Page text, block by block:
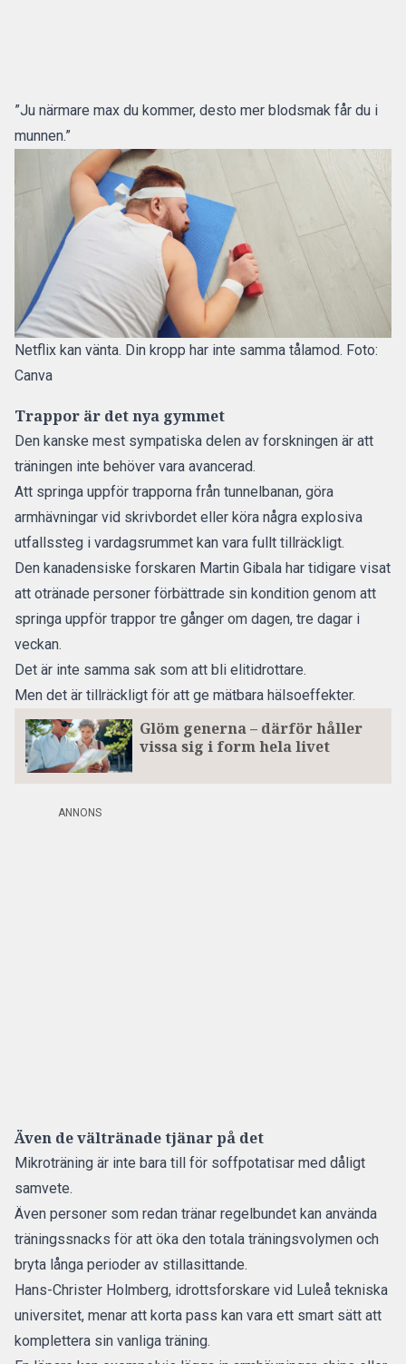
”Ju närmare max du kommer, desto mer blodsmak får du i
munnen.”
Netflix kan vänta. Din kropp har inte samma tålamod. Foto:
Canva
Trappor är det nya gymmet
Den kanske mest sympatiska delen av forskningen är att
träningen inte behöver vara avancerad.
Att springa uppför trapporna från tunnelbanan, göra
armhävningar vid skrivbordet eller köra några explosiva
utfallssteg i vardagsrummet kan vara fullt tillräckligt.
Den kanadensiske forskaren Martin Gibala har tidigare visat
att otränade personer förbättrade sin kondition genom att
springa uppför trappor tre gånger om dagen, tre dagar i
veckan.
Det är inte samma sak som att bli elitidrottare.
Men det är tillräckligt för att ge mätbara hälsoeffekter.
Glöm generna – därför håller
vissa sig i form hela livet
ANNONS
Även de vältränade tjänar på det
Mikroträning är inte bara till för soffpotatisar med dåligt
samvete.
Även personer som redan tränar regelbundet kan använda
träningssnacks för att öka den totala träningsvolymen och
bryta långa perioder av stillasittande.
Hans-Christer Holmberg, idrottsforskare vid Luleå tekniska
universitet, menar att korta pass kan vara ett smart sätt att
komplettera sin vanliga träning.